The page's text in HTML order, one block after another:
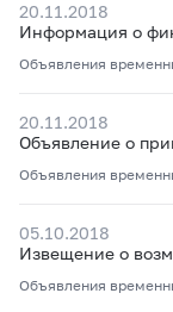
20.11.2018
Информация о
Объявления
20.11.2018
Объявление о
Объявления
05.10.2018
Извещение о
Объявления